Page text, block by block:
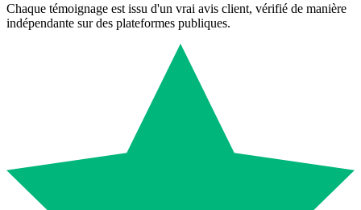
Chaque témoignage est issu d'un vrai avis client, vérifié de manière
indépendante sur des plateformes publiques.